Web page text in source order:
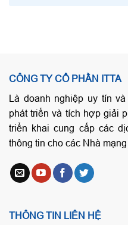
CÔNG TY CỔ PHẦN ITTA
Là doanh nghiệp uy tín
phát triển và tích hợp giải
triển khai cung cấp các
thông tin cho các Nhà mạng
THÔNG TIN LIÊN HỆ